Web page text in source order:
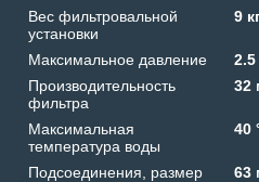
Вес фильтровальной
установки
9
Максимальное давление
Производительность
фильтра
32
Максимальная
температура воды
40
Подсоединения, размер 63